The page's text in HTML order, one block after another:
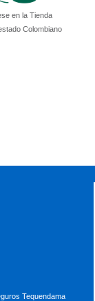
en la Tienda
Colombiano
Tequendama